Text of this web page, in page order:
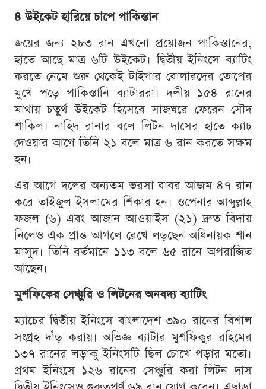
৪ উইকেট হারিয়ে চাপে পাকিস্তান
জয়ের জন্য ২৮৩ রান এখনো প্রয়োজন পাকিস্তানের,
হাতে আছে মাত্র ৬টি উইকেট। দ্বিতীয় ইনিংসে ব্যাটিং
করতে নেমে শুরু থেকেই টাইগার বোলারদের তোপের
মুখে পড়ে পাকিস্তানি ব্যাটাররা। দলীয় ১৫৪ রানের
মাথায় চতুর্থ উইকেট হিসেবে সাজঘরে ফেরেন সৌদ
শাকিল। নাহিদ রানার বলে লিটন দাসের হাতে ক্যাচ
দেওয়ার আগে তিনি ২১ বলে মাত্র ৬ রান করতে সক্ষম
হন।
এর আগে দলের অন্যতম ভরসা বাবর আজম ৪৭ রান
করে তাইজুল ইসলামের শিকার হন। ওপেনার আব্দুল্লাহ
ফজল (৬) এবং আজান আওয়াইস (২১) দ্রুত বিদায়
নিলেও এক প্রান্ত আগলে রেখে লড়ছেন অধিনায়ক শান
মাসুদ। তিনি বর্তমানে ১১৩ বলে ৬৫ রানে অপরাজিত
আছেন।
মুশফিকের সেঞ্চুরি ও লিটনের অনবদ্য ব্যাটিং
ম্যাচের দ্বিতীয় ইনিংসে বাংলাদেশ ৩৯০ রানের বিশাল
সংগ্রহ দাঁড় করায়। অভিজ্ঞ ব্যাটার মুশফিকুর রহিমের
১৩৭ রানের লড়াকু ইনিংসটি ছিল চোখে পড়ার মতো।
প্রথম ইনিংসে ১২৬ রানের সেঞ্চুরি করা লিটন দাস